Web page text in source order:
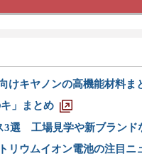
けキヤノンの高機能材料ま
」まとめ
3選 工場見学や新ブランド
リウムイオン電池の注目ニ